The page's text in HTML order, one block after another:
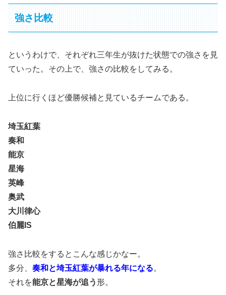
強さ比較
というわけで、それぞれ三年生が抜けた状態での強さを見
ていった。その上で、強さの比較をしてみる。
上位に行くほど優勝候補と見ているチームである。
埼玉紅葉
奏和
能京
星海
英峰
奥武
大川律心
伯麗IS
強さ比較をするとこんな感じかなー。
多分、 奏和と埼玉紅葉が暴れる年になる。
それを能京と星海が追う形。